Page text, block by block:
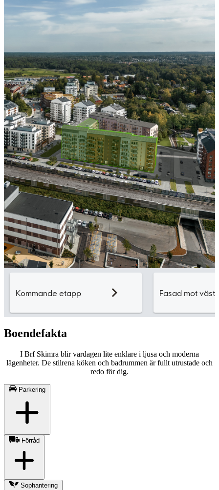
Boendefakta
I Brf Skimra blir vardagen lite enklare i ljusa och moderna
lägenheter. De stilrena köken och badrummen är fullt utrustade och
redo för dig.
Parkering
Förråd
Sophantering